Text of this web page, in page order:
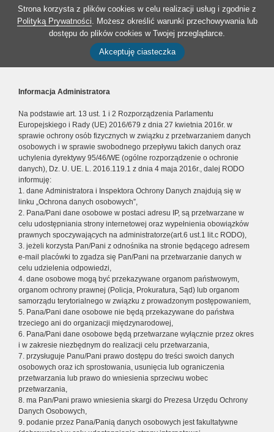
Strona korzysta z plików cookies w celu realizacji usług i zgodnie z
Polityką Prywatności. Możesz określić warunki przechowywania lub
dostępu do plików cookies w Twojej przeglądarce.
Akceptuję ciasteczka
Informacja Administratora
Na podstawie art. 13 ust. 1 i 2 Rozporządzenia Parlamentu
Europejskiego i Rady (UE) 2016/679 z dnia 27 kwietnia 2016r. w
sprawie ochrony osób fizycznych w związku z przetwarzaniem danych
osobowych i w sprawie swobodnego przepływu takich danych oraz
uchylenia dyrektywy 95/46/WE (ogólne rozporządzenie o ochronie
danych), Dz. U. UE. L. 2016.119.1 z dnia 4 maja 2016r., dalej RODO
informuję:
1. dane Administratora i Inspektora Ochrony Danych znajdują się w
linku „Ochrona danych osobowych”,
2. Pana/Pani dane osobowe w postaci adresu IP, są przetwarzane w
celu udostępniania strony internetowej oraz wypełnienia obowiązków
prawnych spoczywających na administratorze(art.6 ust.1 lit.c RODO),
3. jeżeli korzysta Pan/Pani z odnośnika na stronie będącego adresem
e-mail placówki to zgadza się Pan/Pani na przetwarzanie danych w
celu udzielenia odpowiedzi,
4. dane osobowe mogą być przekazywane organom państwowym,
organom ochrony prawnej (Policja, Prokuratura, Sąd) lub organom
samorządu terytorialnego w związku z prowadzonym postępowaniem,
5. Pana/Pani dane osobowe nie będą przekazywane do państwa
trzeciego ani do organizacji międzynarodowej,
6. Pana/Pani dane osobowe będą przetwarzane wyłącznie przez okres
i w zakresie niezbędnym do realizacji celu przetwarzania,
7. przysługuje Panu/Pani prawo dostępu do treści swoich danych
osobowych oraz ich sprostowania, usunięcia lub ograniczenia
przetwarzania lub prawo do wniesienia sprzeciwu wobec
przetwarzania,
8. ma Pan/Pani prawo wniesienia skargi do Prezesa Urzędu Ochrony
Danych Osobowych,
9. podanie przez Pana/Panią danych osobowych jest fakultatywne